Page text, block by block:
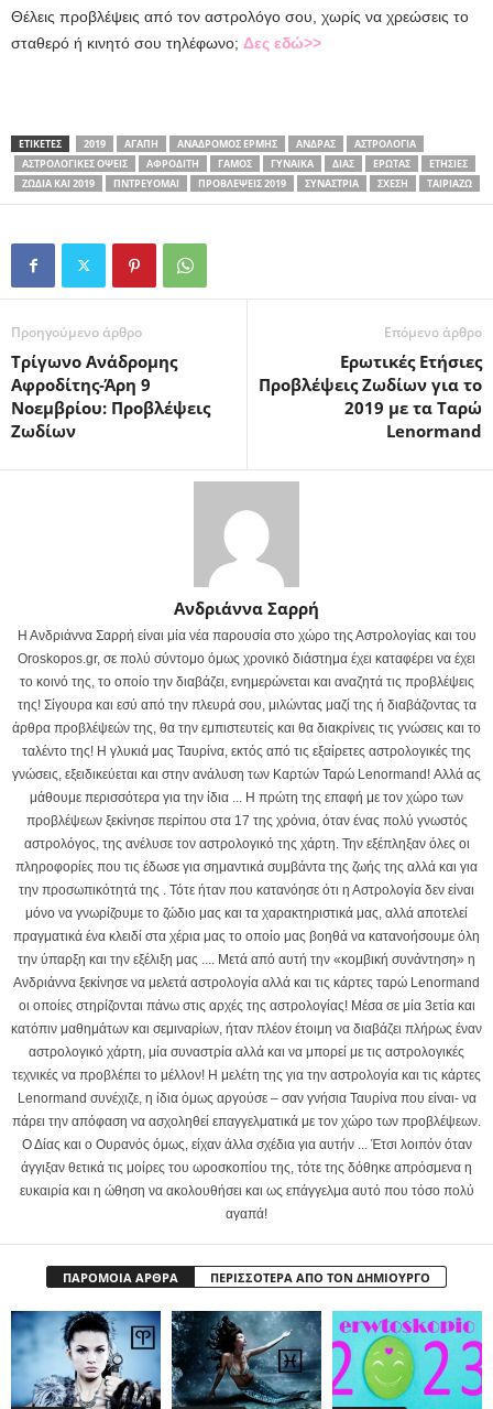
Θέλεις προβλέψεις από τον αστρολόγο σου, χωρίς να χρεώσεις το
σταθερό ή κινητό σου τηλέφωνο; Δες εδώ>>
ΕΤΙΚΕΤΕΣ 2019 ΑΓΆΠΗ ΑΝΆΔΡΟΜΟΣ ΕΡΜΉΣ ΆΝΔΡΑΣ
ΑΣΤΡΟΛΟΓΊΑ
ΑΣΤΡΟΛΟΓΙΚΈΣ ΌΨΕΙΣ
ΑΦΡΟΔΊΤΗ ΓΆΜΟΣ ΓΥΝΑΊΚΑ ΔΊΑΣ ΈΡΩΤΑΣ
ΕΤΉΣΙΕΣ
ΖΏΔΙΑ ΚΑΙ 2019
ΠΝΤΡΕΎΟΜΑΙ ΠΡΟΒΛΈΨΕΙΣ 2019 ΣΥΝΑΣΤΡΊΑ ΣΧΈΣΗ ΤΑΙΡΙΆΖΩ
Προηγούμενο άρθρο
Τρίγωνο Ανάδρομης
Αφροδίτης-Άρη 9
Νοεμβρίου: Προβλέψεις
Ζωδίων
Επόμενο άρθρο
Ερωτικές Ετήσιες
Προβλέψεις Ζωδίων για το
2019 με τα Ταρώ
Lenormand
Ανδριάννα Σαρρή
Η Ανδριάννα Σαρρή είναι μία νέα παρουσία στο χώρο της Αστρολογίας και του
Oroskopos.gr, σε πολύ σύντομο όμως χρονικό διάστημα έχει καταφέρει να έχει
το κοινό της, το οποίο την διαβάζει, ενημερώνεται και αναζητά τις προβλέψεις
της! Σίγουρα και εσύ από την πλευρά σου, μιλώντας μαζί της ή διαβάζοντας τα
άρθρα προβλέψεών της, θα την εμπιστευτείς και θα διακρίνεις τις γνώσεις και το
ταλέντο της! Η γλυκιά μας Ταυρίνα, εκτός από τις εξαίρετες αστρολογικές της
γνώσεις, εξειδικεύεται και στην ανάλυση των Καρτών Ταρώ Lenormand! Αλλά ας
μάθουμε περισσότερα για την ίδια ... Η πρώτη της επαφή με τον χώρο των
προβλέψεων ξεκίνησε περίπου στα 17 της χρόνια, όταν ένας πολύ γνωστός
αστρολόγος, της ανέλυσε τον αστρολογικό της χάρτη. Την εξέπληξαν όλες οι
πληροφορίες που τις έδωσε για σημαντικά συμβάντα της ζωής της αλλά και για
την προσωπικότητά της . Τότε ήταν που κατανόησε ότι η Αστρολογία δεν είναι
μόνο να γνωρίζουμε το ζώδιο μας και τα χαρακτηριστικά μας, αλλά αποτελεί
πραγματικά ένα κλειδί στα χέρια μας το οποίο μας βοηθά να κατανοήσουμε όλη
την ύπαρξη και την εξέλιξη μας .... Μετά από αυτή την «κομβική συνάντηση» η
Ανδριάννα ξεκίνησε να μελετά αστρολογία αλλά και τις κάρτες ταρώ Lenormand
οι οποίες στηρίζονται πάνω στις αρχές της αστρολογίας! Μέσα σε μία 3ετία και
κατόπιν μαθημάτων και σεμιναρίων, ήταν πλέον έτοιμη να διαβάζει πλήρως έναν
αστρολογικό χάρτη, μία συναστρία αλλά και να μπορεί με τις αστρολογικές
τεχνικές να προβλέπει το μέλλον! Η μελέτη της για την αστρολογία και τις κάρτες
Lenormand συνέχιζε, η ίδια όμως αργούσε – σαν γνήσια Ταυρίνα που είναι- να
πάρει την απόφαση να ασχοληθεί επαγγελματικά με τον χώρο των προβλέψεων.
Ο Δίας και ο Ουρανός όμως, είχαν άλλα σχέδια για αυτήν ... Έτσι λοιπόν όταν
άγγιξαν θετικά τις μοίρες του ωροσκοπίου της, τότε της δόθηκε απρόσμενα η
ευκαιρία και η ώθηση να ακολουθήσει και ως επάγγελμα αυτό που τόσο πολύ
αγαπά!
ΠΑΡΟΜΟΙΑ ΑΡΘΡΑ ΠΕΡΙΣΣΟΤΕΡΑ ΑΠΟ ΤΟΝ ΔΗΜΙΟΥΡΓΟ